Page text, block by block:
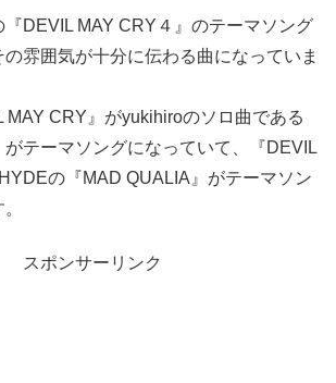
『DEVIL MAY CRY４』のテーマソング
雰囲気が十分に伝わる曲になっていま
MAY CRY』がyukihiroのソロ曲である
がテーマソングになっていて、『DEVIL
の『MAD QUALIA』がテーマソン
スポンサーリンク